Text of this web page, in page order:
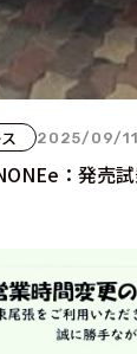
2025/09/11
：発売